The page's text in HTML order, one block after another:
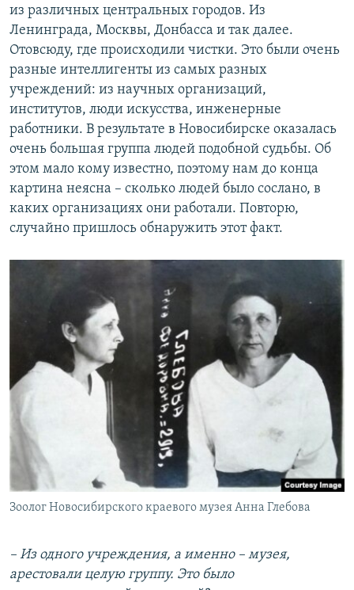
из различных центральных городов. Из
Ленинграда, Москвы, Донбасса и так далее.
Отовсюду, где происходили чистки. Это были очень
разные интеллигенты из самых разных
учреждений: из научных организаций,
институтов, люди искусства, инженерные
работники. В результате в Новосибирске оказалась
очень большая группа людей подобной судьбы. Об
этом мало кому известно, поэтому нам до конца
картина неясна – сколько людей было сослано, в
каких организациях они работали. Повторю,
случайно пришлось обнаружить этот факт.
Зоолог Новосибирского краевого музея Анна Глебова
– Из одного учреждения, а именно – музея,
арестовали целую группу. Это было